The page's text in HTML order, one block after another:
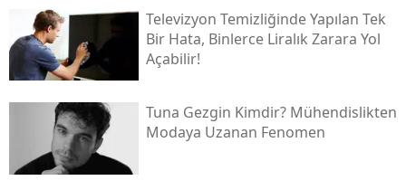
Televizyon Temizliğinde Yapılan Tek
Bir Hata, Binlerce Liralık Zarara Yol
Açabilir!
Tuna Gezgin Kimdir? Mühendislikten
Modaya Uzanan Fenomen